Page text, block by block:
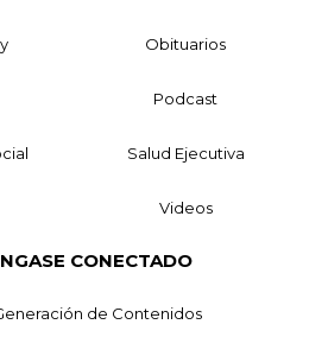
Obituarios
Podcast
Salud Ejecutiva
Videos
CONECTADO
de Contenidos